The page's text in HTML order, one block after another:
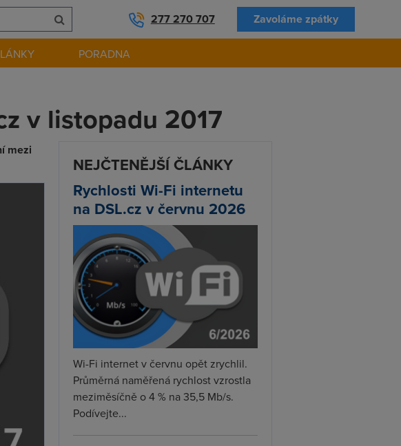
277 270 707 Zavoláme zpátky
PORADNA
v listopadu 2017
mezi
NEJČTENĚJŠÍ ČLÁNKY
Rychlosti Wi-Fi internetu
na DSL.cz v červnu 2026
Wi-Fi internet v červnu opět zrychlil.
Průměrná naměřená rychlost vzrostla
meziměsíčně o 4 % na 35,5 Mb/s.
Podívejte...